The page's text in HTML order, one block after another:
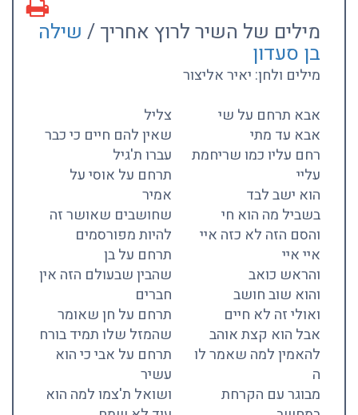
מילים של השיר לרוץ אחריך / שילה
בן סעדון
מילים ולחן: יאיר אליצור
אבא תרחם על שי
אבא עד מתי
רחם עליו כמו שריחמת
עליי
הוא ישב לבד
בשביל מה הוא חי
והסם הזה לא כזה איי
איי איי
והראש כואב
והוא שוב חושב
ואולי זה לא חיים
אבל הוא קצת אוהב
להאמין למה שאמר לו
ה
מבוגר עם הקרחת
צליל
שאין להם חיים כי כבר
עברו ת'גיל
תרחם על אוסי על
אמיר
שחושבים שאושר זה
להיות מפורסמים
תרחם על בן
שהבין שבעולם הזה אין
חברים
תרחם על חן שאומר
שהמזל שלו תמיד בורח
תרחם על אבי כי הוא
עשיר
ושואל ת'צמו למה הוא